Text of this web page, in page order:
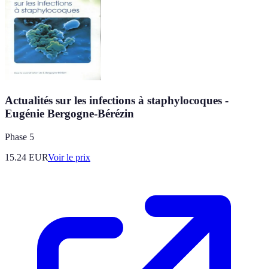
Actualités sur les infections à staphylocoques -
Eugénie Bergogne-Bérézin
Phase 5
15.24 EURVoir le prix